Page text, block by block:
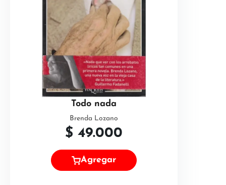
Todo nada
Brenda Lozano
$ 49.000
Agregar